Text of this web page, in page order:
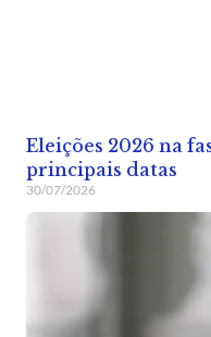
Eleições 2026 na
principais datas
30/07/2026